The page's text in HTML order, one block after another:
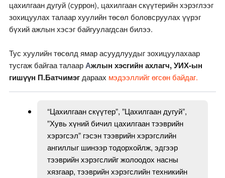
цахилгаан дугуй (суррон), цахилгаан скүүтерийн хэрэглээг
зохицуулах талаар хуулийн төсөл боловсруулах үүрэг
бүхий ажлын хэсэг байгуулагдсан билээ.
Тус хуулийн төсөлд ямар асуудлуудыг зохицуулахаар
тусгаж байгаа талаарАжлын хэсгийн ахлагч, УИХ-ын
гишүүн П.Батчимэг дараах мэдээллийг өгсөн байдаг.
“Цахилгаан скүүтер”, ”Цахилгаан дугуй”,
”Хувь хүний бичил цахилгаан тээврийн
хэрэгсэл” гэсэн тээврийн хэрэгслийн
ангиллыг шинээр тодорхойлж, эдгээр
тээврийн хэрэгслийг жолоодох насны
хязгаар, тээврийн хэрэгслийн техникийн